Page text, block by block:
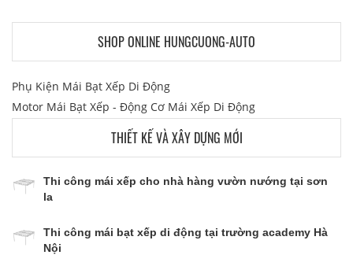
SHOP ONLINE HUNGCUONG-AUTO
Phụ Kiện Mái Bạt Xếp Di Động
Motor Mái Bạt Xếp - Động Cơ Mái Xếp Di Động
THIẾT KẾ VÀ XÂY DỰNG MỚI
Thi công mái xếp cho nhà hàng vườn nướng tại sơn
la
Thi công mái bạt xếp di động tại trường academy Hà
Nội